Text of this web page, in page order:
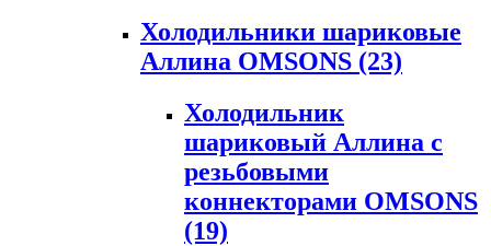
Холодильники шариковые
Аллина OMSONS (23)
Холодильник
шариковый Аллина с
резьбовыми
коннекторами OMSONS
(19)